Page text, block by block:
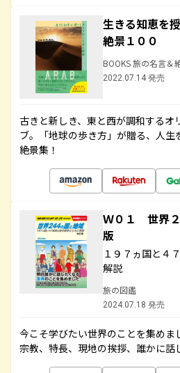
生きる知恵を
絶景１００
BOOKS 旅の名言＆
2022.07.14 発売
古きと新しき、東と西が調和するオ
ブ。「地球の歩き方」が贈る、人
絶景集！
Ｗ０１ 世界
版
１９７ヵ国と４
解説
旅の図鑑
2024.07.18 発売
今こそ学びたい世界のことを集めま
宗教、特長、現地の挨拶、誰かに話